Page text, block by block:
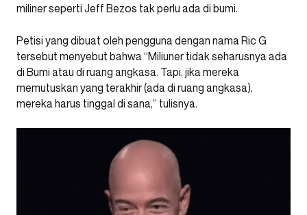
miliner seperti Jeff Bezos tak perlu ada di bumi.
Petisi yang dibuat oleh pengguna dengan nama Ric G
tersebut menyebut bahwa “Miliuner tidak seharusnya ada
di Bumi atau di ruang angkasa. Tapi, jika mereka
memutuskan yang terakhir (ada di ruang angkasa),
mereka harus tinggal di sana,” tulisnya.